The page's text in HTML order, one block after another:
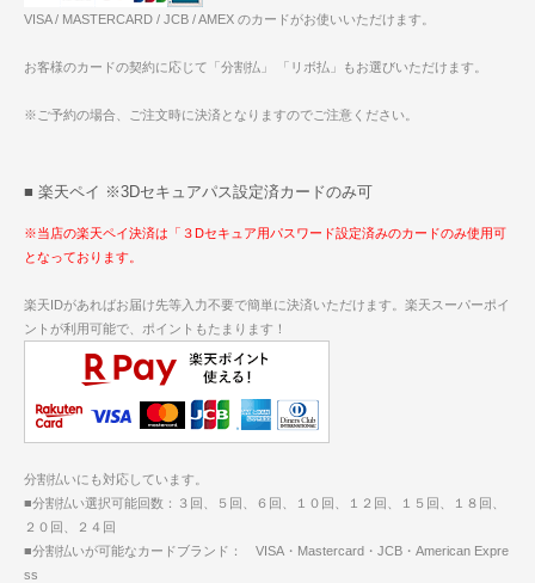
VISA / MASTERCARD / JCB / AMEX のカードがお使いいただけます。
お客様のカードの契約に応じて「分割払」 「リボ払」もお選びいただけます。
※ご予約の場合、ご注文時に決済となりますのでご注意ください。
■ 楽天ペイ ※3Dセキュアパス設定済カードのみ可
※当店の楽天ペイ決済は「３Dセキュア用パスワード設定済みのカードのみ使用可
となっております。
楽天IDがあればお届け先等入力不要で簡単に決済いただけます。楽天スーパーポイ
ントが利用可能で、ポイントもたまります！
分割払いにも対応しています。
■分割払い選択可能回数：３回、５回、６回、１０回、１２回、１５回、１８回、
２０回、２４回
■分割払いが可能なカードブランド： VISA・Mastercard・JCB・American Expre
ss